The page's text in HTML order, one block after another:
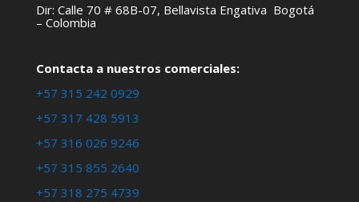
Dir: Calle 70 # 68B-07, Bellavista Engativa Bogotá
– Colombia
Contacta a nuestros comerciales:
+57 315 242 0929
+57 317 428 5913
+57 316 026 9246
+57 315 855 2640
+57 318 275 4739